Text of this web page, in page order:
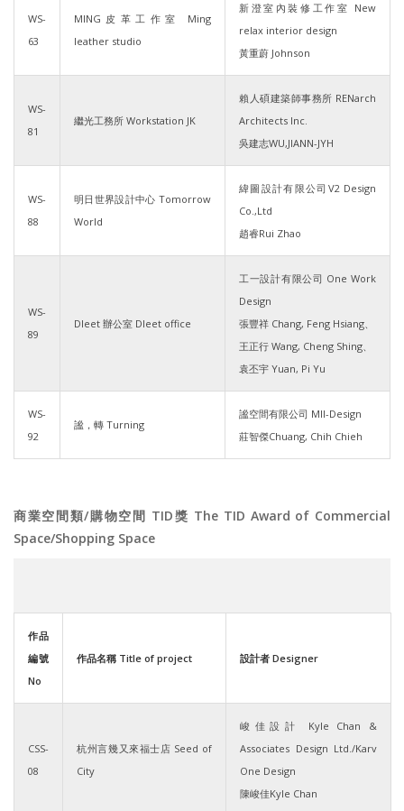
WS-
63
MING皮革工作室 Ming
leather studio
新澄室內裝修工作室 New
relax interior design
黃重蔚 Johnson
WS-
81
繼光工務所 Workstation JK
賴人碩建築師事務所 RENarch
Architects Inc.
吳建志WU,JIANN-JYH
WS-
88
明日世界設計中心 Tomorrow
World
緯圖設計有限公司V2 Design
Co.,Ltd
趙睿Rui Zhao
WS-
89
Dleet 辦公室 Dleet office
工一設計有限公司 One Work
Design
張豐祥 Chang, Feng Hsiang、
王正行 Wang, Cheng Shing、
袁丕宇 Yuan, Pi Yu
WS-
92
謐，轉 Turning
謐空間有限公司 MII-Design
莊智傑Chuang, Chih Chieh
商業空間類/購物空間 TID獎 The TID Award of Commercial
Space/Shopping Space
作品
編號
No
作品名稱 Title of project 設計者 Designer
CSS-
08
杭州言幾又來福士店 Seed of
City
峻佳設計 Kyle Chan &
Associates Design Ltd./Karv
One Design
陳峻佳Kyle Chan